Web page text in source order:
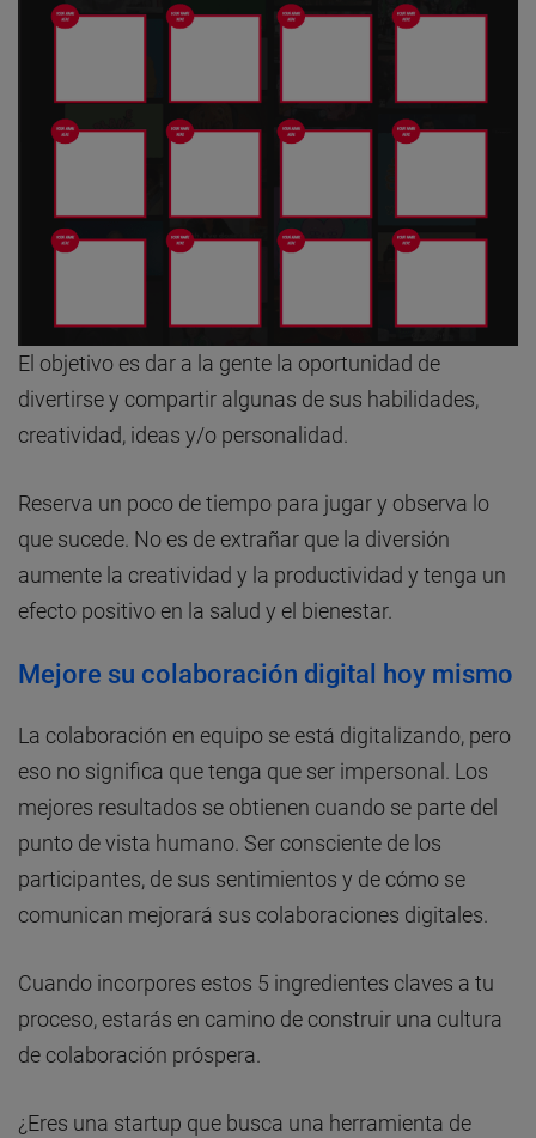
El objetivo es dar a la gente la oportunidad de
divertirse y compartir algunas de sus habilidades,
creatividad, ideas y/o personalidad.
Reserva un poco de tiempo para jugar y observa lo
que sucede. No es de extrañar que la diversión
aumente la creatividad y la productividad y tenga un
efecto positivo en la salud y el bienestar.
Mejore su colaboración digital hoy mismo
La colaboración en equipo se está digitalizando, pero
eso no significa que tenga que ser impersonal. Los
mejores resultados se obtienen cuando se parte del
punto de vista humano. Ser consciente de los
participantes, de sus sentimientos y de cómo se
comunican mejorará sus colaboraciones digitales.
Cuando incorpores estos 5 ingredientes claves a tu
proceso, estarás en camino de construir una cultura
de colaboración próspera.
¿Eres una startup que busca una herramienta de